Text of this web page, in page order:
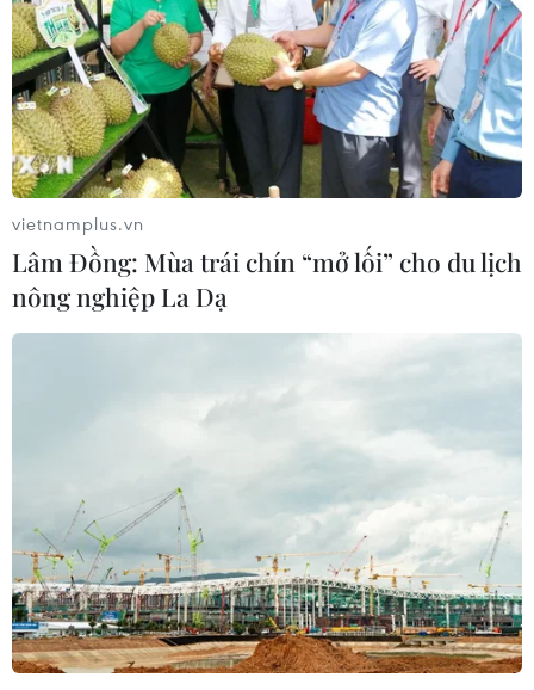
vietnamplus.vn
Lâm Đồng: Mùa trái chín “mở lối” cho du lịch
nông nghiệp La Dạ